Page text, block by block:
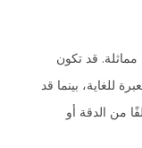
قد تكون
للغاية، بينما قد
من الدقة أو